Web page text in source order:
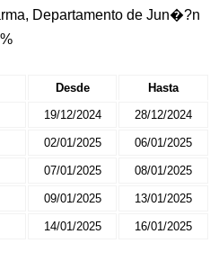
Departamento de Jun�?n
Desde
Hasta
19/12/2024 28/12/2024
02/01/2025 06/01/2025
07/01/2025 08/01/2025
09/01/2025 13/01/2025
14/01/2025 16/01/2025